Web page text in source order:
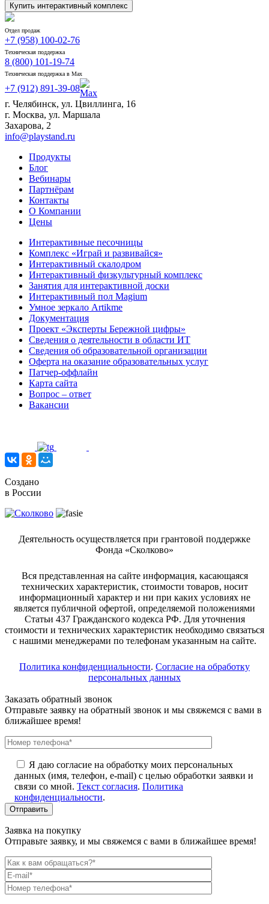
Купить интерактивный комплекс
Отдел продаж
+7 (958) 100-02-76
Техническая поддержка
8 (800) 101-19-74
Техническая поддержка в Max
+7 (912) 891-39-08
г. Челябинск, ул. Цвиллинга, 16
г. Москва, ул. Маршала
Захарова, 2
info@playstand.ru
Продукты
Блог
Вебинары
Партнёрам
Контакты
О Компании
Цены
Интерактивные песочницы
Комплекс «Играй и развивайся»
Интерактивный скалодром
Интерактивный физкультурный комплекс
Занятия для интерактивной доски
Интерактивный пол Magium
Умное зеркало Artikme
Документация
Проект «Эксперты Бережной цифры»
Сведения о деятельности в области ИТ
Сведения об образовательной организации
Оферта на оказание образовательных услуг
Патчер-оффлайн
Карта сайта
Вопрос – ответ
Вакансии
Создано
в России
Деятельность осуществляется при грантовой поддержке
Фонда «Сколково»
Вся представленная на сайте информация, касающаяся
технических характеристик, стоимости товаров, носит
информационный характер и ни при каких условиях не
является публичной офертой, определяемой положениями
Статьи 437 Гражданского кодекса РФ. Для уточнения
стоимости и технических характеристик необходимо связаться
с нашими менеджерами по телефонам указанным на сайте.
Политика конфиденциальности. Согласие на обработку
персональных данных
Заказать обратный звонок
Отправьте заявку на обратный звонок и мы свяжемся с вами в
ближайшее время!
Я даю согласие на обработку моих персональных
данных (имя, телефон, e-mail) с целью обработки заявки и
связи со мной. Текст согласия. Политика
конфиденциальности.
Заявка на покупку
Отправьте заявку, и мы свяжемся с вами в ближайшее время!